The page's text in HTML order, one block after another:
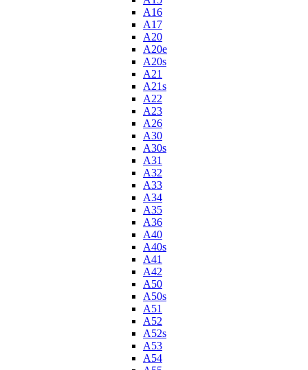
A16
A17
A20
A20e
A20s
A21
A21s
A22
A23
A26
A30
A30s
A31
A32
A33
A34
A35
A36
A40
A40s
A41
A42
A50
A50s
A51
A52
A52s
A53
A54